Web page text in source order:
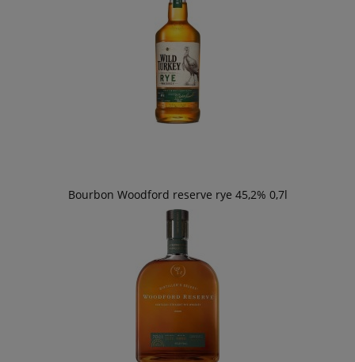
Bourbon Woodford reserve rye 45,2% 0,7l